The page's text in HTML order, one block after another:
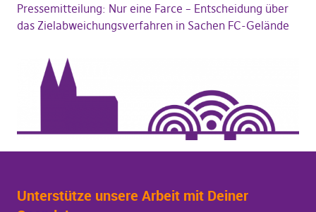
Pressemitteilung: Nur eine Farce – Entscheidung über
das Zielabweichungsverfahren in Sachen FC-Gelände
Unterstütze unsere Arbeit mit Deiner